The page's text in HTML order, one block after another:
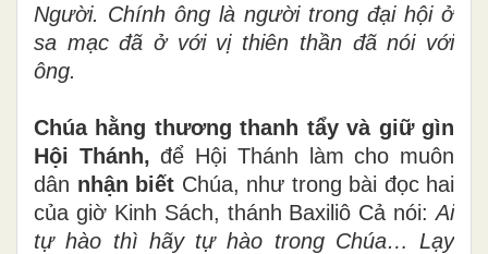
Người. Chính ông là người trong đại hội ở
sa mạc đã ở với vị thiên thần đã nói với
ông.
Chúa hằng thương thanh tẩy và giữ gìn
Hội Thánh, để Hội Thánh làm cho muôn
dân nhận biết Chúa, như trong bài đọc hai
của giờ Kinh Sách, thánh Baxiliô Cả nói:Ai
tự hào thì hãy tự hào trong Chúa… Lạy